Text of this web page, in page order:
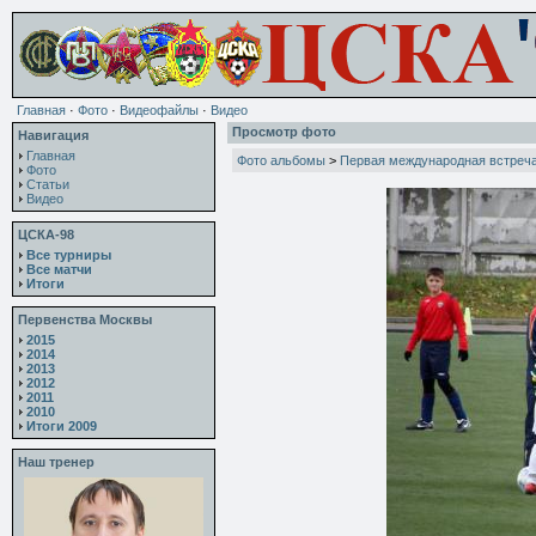
Главная · Фото · Видеофайлы · Видео
Навигация
Главная
Фото
Статьи
Видео
ЦСКА-98
Все турниры
Все матчи
Итоги
Первенства Москвы
2015
2014
2013
2012
2011
2010
Итоги 2009
Наш тренер
Просмотр фото
Фото альбомы > Первая международная